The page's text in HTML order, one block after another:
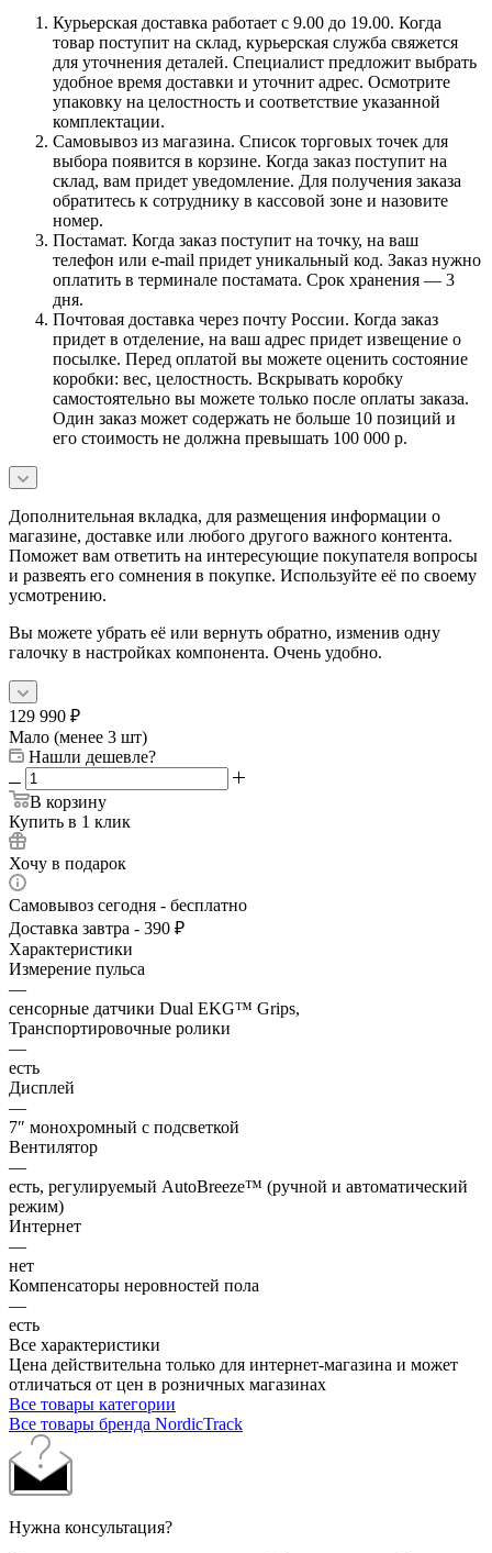
Курьерская доставка работает с 9.00 до 19.00. Когда
товар поступит на склад, курьерская служба свяжется
для уточнения деталей. Специалист предложит выбрать
удобное время доставки и уточнит адрес. Осмотрите
упаковку на целостность и соответствие указанной
комплектации.
Самовывоз из магазина. Список торговых точек для
выбора появится в корзине. Когда заказ поступит на
склад, вам придет уведомление. Для получения заказа
обратитесь к сотруднику в кассовой зоне и назовите
номер.
Постамат. Когда заказ поступит на точку, на ваш
телефон или e-mail придет уникальный код. Заказ нужно
оплатить в терминале постамата. Срок хранения — 3
дня.
Почтовая доставка через почту России. Когда заказ
придет в отделение, на ваш адрес придет извещение о
посылке. Перед оплатой вы можете оценить состояние
коробки: вес, целостность. Вскрывать коробку
самостоятельно вы можете только после оплаты заказа.
Один заказ может содержать не больше 10 позиций и
его стоимость не должна превышать 100 000 р.
Дополнительная вкладка, для размещения информации о
магазине, доставке или любого другого важного контента.
Поможет вам ответить на интересующие покупателя вопросы
и развеять его сомнения в покупке. Используйте её по своему
усмотрению.
Вы можете убрать её или вернуть обратно, изменив одну
галочку в настройках компонента. Очень удобно.
129 990 ₽
Мало (менее 3 шт)
Нашли дешевле?
В корзину
Купить в 1 клик
Хочу в подарок
Самовывоз сегодня - бесплатно
Доставка завтра - 390 ₽
Характеристики
Измерение пульса
—
сенсорные датчики Dual EKG™ Grips,
Транспортировочные ролики
—
есть
Дисплей
—
7″ монохромный с подсветкой
Вентилятор
—
есть, регулируемый AutoBreeze™ (ручной и автоматический
режим)
Интернет
—
нет
Компенсаторы неровностей пола
—
есть
Все характеристики
Цена действительна только для интернет-магазина и может
отличаться от цен в розничных магазинах
Все товары категории
Все товары бренда NordicTrack
Нужна консультация?